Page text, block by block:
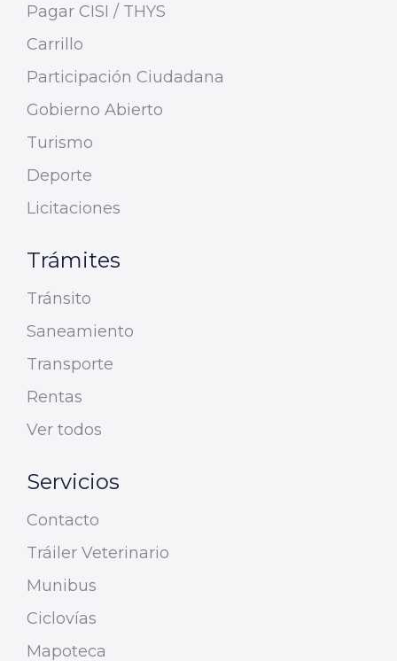
Pagar CISI / THYS
Carrillo
Participación Ciudadana
Gobierno Abierto
Turismo
Deporte
Licitaciones
Trámites
Tránsito
Saneamiento
Transporte
Rentas
Ver todos
Servicios
Contacto
Tráiler Veterinario
Munibus
Ciclovías
Mapoteca